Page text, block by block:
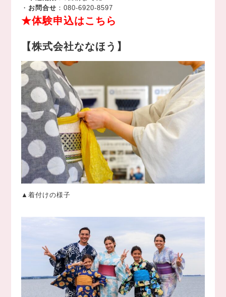
・ お問合せ ：080-6920-8597
★体験申込はこちら
【株式会社ななほう】
▲着付けの様子